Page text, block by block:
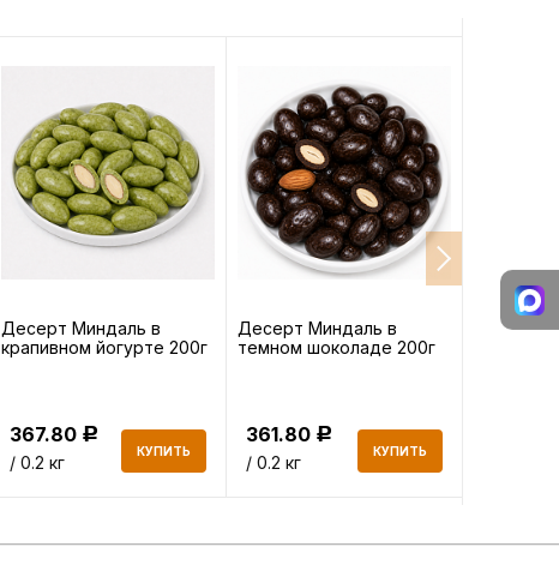
Десерт Миндаль в
крапивном йогурте 200г
367.80 Р
/ 0.2 кг
КУПИТЬ
Десерт Миндаль в
темном шоколаде 200г
361.80 Р
/ 0.2 кг
КУПИТЬ